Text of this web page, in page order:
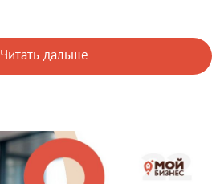
Читать дальше